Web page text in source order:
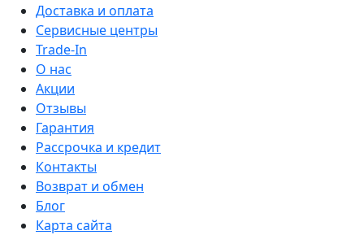
Доставка и оплата
Сервисные центры
Trade-In
О нас
Акции
Отзывы
Гарантия
Рассрочка и кредит
Контакты
Возврат и обмен
Блог
Карта сайта